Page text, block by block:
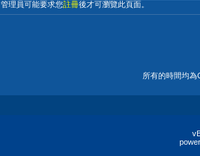
管理員可能要求您註冊後才可瀏覽此頁面。
所有的時間均為